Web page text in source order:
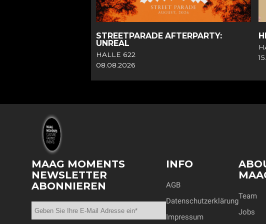
STREETPARADE AFTERPARTY:
UNREAL
HALLE 622
08.08.2026
MAAG MOMENTS
NEWSLETTER
ABONNIEREN
INFO
AGB
Datenschutzerklärung
Impressum
Team
Jobs